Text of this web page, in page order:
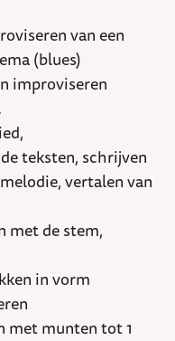
van een
(blues)
improviseren
teksten, schrijven
vertalen van
met de stem,
in vorm
met munten tot 1